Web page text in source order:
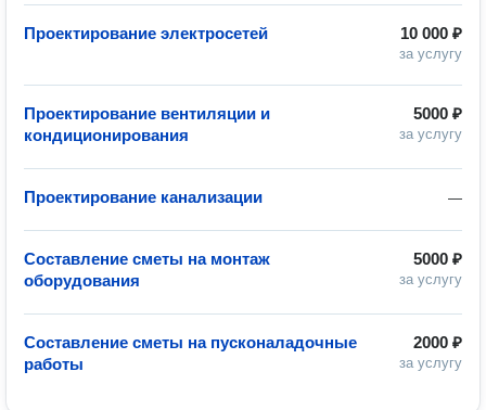
10 000 ₽
за услугу
Проектирование электросетей
5000 ₽
за услугу
Проектирование вентиляции и
кондиционирования
—
Проектирование канализации
5000 ₽
за услугу
Составление сметы на монтаж
оборудования
2000 ₽
за услугу
Составление сметы на пусконаладочные
работы